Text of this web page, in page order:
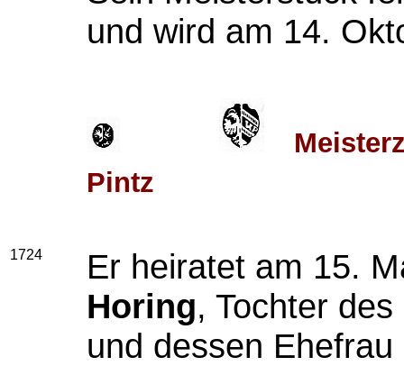
und wird am 14.
Pintz
1724
Er heiratet am 15.
Horing, Tochter
und dessen Ehefrau